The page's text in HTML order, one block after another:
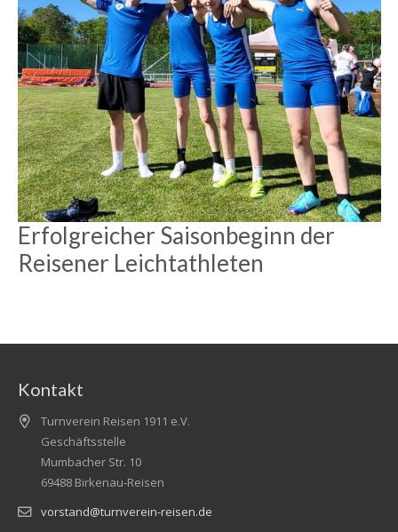
Erfolgreicher Saisonbeginn der
Reisener Leichtathleten
Kontakt
Turnverein Reisen 1911 e.V.
Geschäftsstelle
Mumbacher Str. 10
69488 Birkenau-Reisen
vorstand@turnverein-reisen.de